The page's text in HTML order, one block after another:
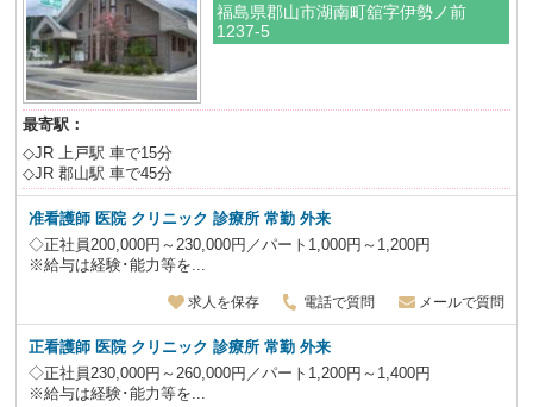
福島県郡山市湖南町舘字伊勢ノ前
1237-5
最寄駅：
◇JR 上戸駅 車で15分
◇JR 郡山駅 車で45分
准看護師 医院 クリニック 診療所 常勤 外来
◇正社員200,000円～230,000円／パート1,000円～1,200円
※給与は経験･能力等を...
求人を保存 電話で質問 メールで質問
正看護師 医院 クリニック 診療所 常勤 外来
◇正社員230,000円～260,000円／パート1,200円～1,400円
※給与は経験･能力等を...